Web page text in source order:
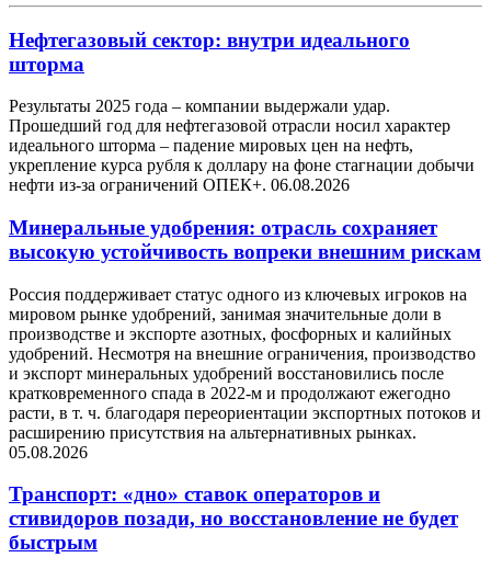
Нефтегазовый сектор: внутри идеального
шторма
Результаты 2025 года – компании выдержали удар.
Прошедший год для нефтегазовой отрасли носил характер
идеального шторма – падение мировых цен на нефть,
укрепление курса рубля к доллару на фоне стагнации добычи
нефти из-за ограничений ОПЕК+. 06.08.2026
Минеральные удобрения: отрасль сохраняет
высокую устойчивость вопреки внешним рискам
Россия поддерживает статус одного из ключевых игроков на
мировом рынке удобрений, занимая значительные доли в
производстве и экспорте азотных, фосфорных и калийных
удобрений. Несмотря на внешние ограничения, производство
и экспорт минеральных удобрений восстановились после
кратковременного спада в 2022-м и продолжают ежегодно
расти, в т. ч. благодаря переориентации экспортных потоков и
расширению присутствия на альтернативных рынках.
05.08.2026
Транспорт: «дно» ставок операторов и
стивидоров позади, но восстановление не будет
быстрым